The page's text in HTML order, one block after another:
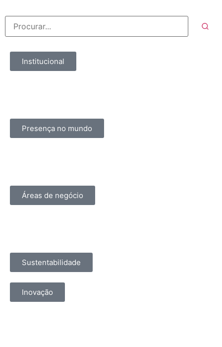
Institucional
Presença no mundo
Áreas de negócio
Sustentabilidade
Inovação